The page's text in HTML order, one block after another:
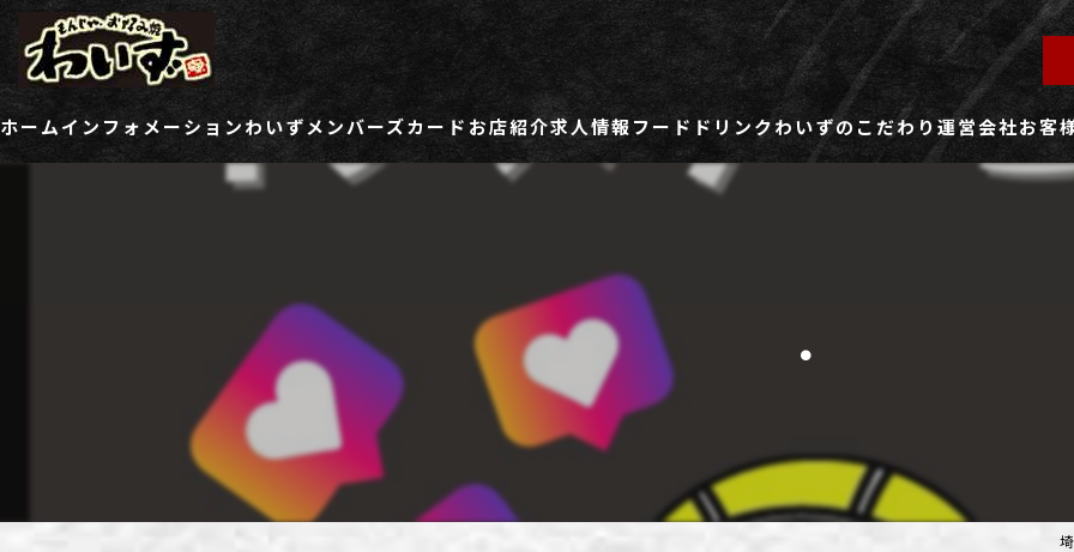
ホームインフォメーションわいずメンバーズカード お店紹介
わいずふじみ野店
わいず熊谷店
わいず春日部店
わいず三芳店
わいず東川口店
求人情報
パート・アルバイト用求人ページ
フード ドリンクわいずのこだわり運営会社お客
.